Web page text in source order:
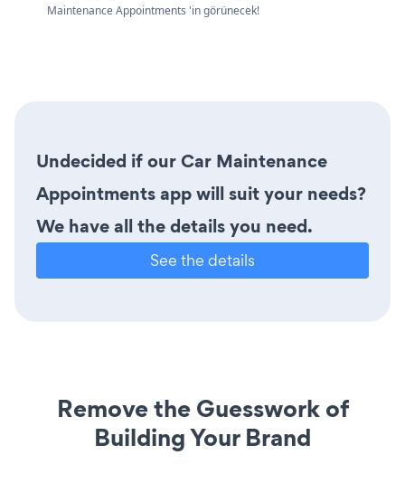
Maintenance Appointments 'in görünecek!
Undecided if our Car Maintenance
Appointments app will suit your needs?
We have all the details you need.
See the details
Remove the Guesswork of
Building Your Brand